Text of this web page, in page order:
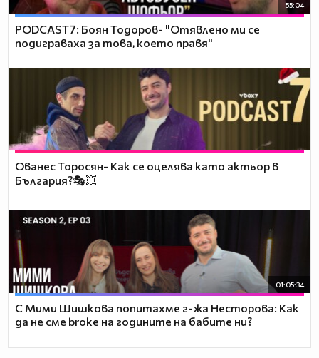
55:04
PODCAST7: ‪Боян Тодоров- "Отявлено ми се
подиграваха за това, което правя"
Ованес Торосян- Как се оцелява като актьор в
България?🎭💥
01:05:34
С Мими Шишкова попитахме г-жа Несторова: Как
да не сме broke на годините на бабите ни?